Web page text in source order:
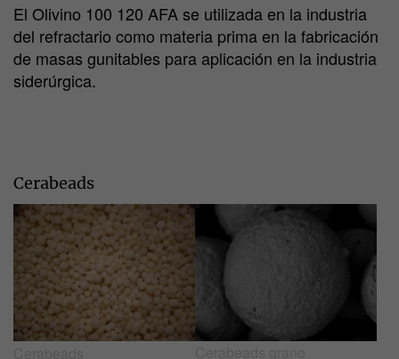
El Olivino 100 120 AFA se utilizada en la industria
del refractario como materia prima en la fabricación
de masas gunitables para aplicación en la industria
siderúrgica.
Cerabeads